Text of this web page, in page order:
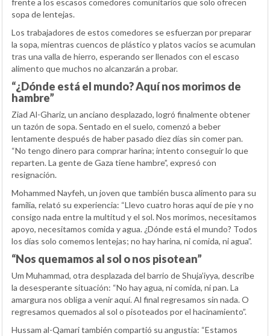
frente a los escasos comedores comunitarios que solo ofrecen
sopa de lentejas.
Los trabajadores de estos comedores se esfuerzan por preparar
la sopa, mientras cuencos de plástico y platos vacíos se acumulan
tras una valla de hierro, esperando ser llenados con el escaso
alimento que muchos no alcanzarán a probar.
“¿Dónde está el mundo? Aquí nos morimos de
hambre”
Ziad Al-Ghariz, un anciano desplazado, logró finalmente obtener
un tazón de sopa. Sentado en el suelo, comenzó a beber
lentamente después de haber pasado diez días sin comer pan.
“No tengo dinero para comprar harina; intento conseguir lo que
reparten. La gente de Gaza tiene hambre”, expresó con
resignación.
Mohammed Nayfeh, un joven que también busca alimento para su
familia, relató su experiencia: “Llevo cuatro horas aquí de pie y no
consigo nada entre la multitud y el sol. Nos morimos, necesitamos
apoyo, necesitamos comida y agua. ¿Dónde está el mundo? Todos
los días solo comemos lentejas; no hay harina, ni comida, ni agua”.
“Nos quemamos al sol o nos pisotean”
Um Muhammad, otra desplazada del barrio de Shuja’iyya, describe
la desesperante situación: “No hay agua, ni comida, ni pan. La
amargura nos obliga a venir aquí. Al final regresamos sin nada. O
regresamos quemados al sol o pisoteados por el hacinamiento”.
Hussam al-Qamari también compartió su angustia: “Estamos